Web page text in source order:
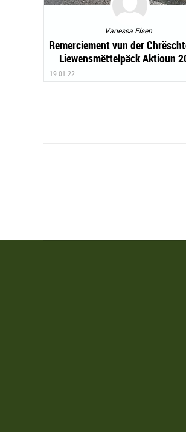
Vanessa Elsen
Remerciement vun der
Liewensmëttelpäck Aktioun
19.01.22